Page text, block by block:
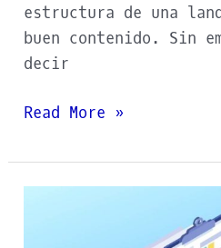
estructura de una
buen contenido. Sin
decir
Read More »